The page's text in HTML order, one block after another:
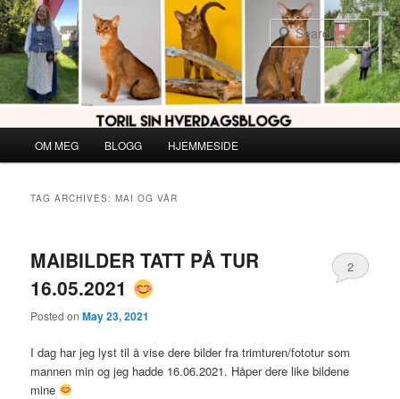
Skip
to
primary
content
Skip
to
secondary
content
OM MEG BLOGG HJEMMESIDE
TAG ARCHIVES:MAI OG VÅR
MAIBILDER TATT PÅ TUR
16.05.2021
Posted onMay 23, 2021
2
I dag har jeg lyst til å vise dere bilder fra trimturen/fototur som
mannen min og jeg hadde 16.06.2021. Håper dere like bildene
mine